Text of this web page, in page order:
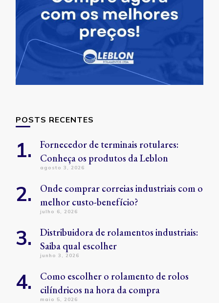
POSTS RECENTES
Fornecedor de terminais rotulares:
Conheça os produtos da Leblon
agosto 3, 2026
Onde comprar correias industriais com o
melhor custo-benefício?
julho 6, 2026
Distribuidora de rolamentos industriais:
Saiba qual escolher
junho 3, 2026
Como escolher o rolamento de rolos
cilíndricos na hora da compra
maio 5, 2026